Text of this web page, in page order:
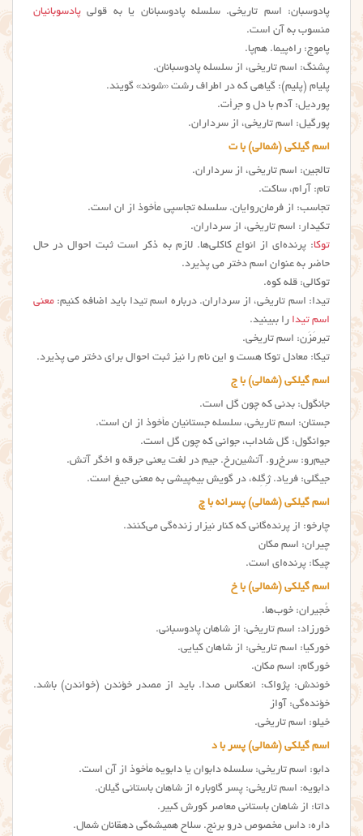
پادوسبان: اسم تاریخی. سلسله پادوسبانان یا به قولی پادسوبانیان
منسوب به آن است.
پاموج: راه‌پیما. هم‌پا.
پشنگ: اسم تاریخی، از سلسله پادوسبانان.
پلیام (پلیم): گیاهی که در اطراف رشت «شوند» گویند.
پوردیل: آدم با دل و جرأت.
پورگیل: اسم تاریخی، از سرداران.
اسم گیلکی (شمالی) با ت
تالجین: اسم تاریخی، از سرداران.
تام: آرام، ساکت.
تجاسب: از فرمان‌روایان. سلسله تجاسپی مأخوذ از ان است.
تکیدار: اسم تاریخی، از سرداران.
توکا: پرنده‌ای از انواع کاکلی‌ها. لازم به ذکر است ثبت احوال در حال
حاضر به عنوان اسم دختر می پذیرد.
توکالی: قله کوه.
تیدا: اسم تاریخی، از سرداران. درباره اسم تیدا باید اضافه کنیم: معنی
اسم تیدا را ببینید.
تیرمَزَن: اسم تاریخی.
تیکا: معادل توکا هست و این نام را نیز ثبت احوال برای دختر می پذیرد.
اسم گیلکی (شمالی) با ج
جانگول: بدنی که چون گل است.
جستان: اسم تاریخی، سلسله جستانیان مأخوذ از ان است.
جوانگول: گل شاداب، جوانی که چون گل است.
جیم‌رو: سرخ‌رو. آتشین‌رخ. جیم در لغت یعنی جرقه و اخگر آتش.
جیگلی: فریاد. ژِگِله، در گویش بیه‌پیشی به معنی جیغ است.
اسم گیلکی (شمالی) پسرانه با چ
چارخو: از پرنده‌گانی که کنار نیزار زنده‌گی می‌کنند.
چیران: اسم مکان
چیکا: پرنده‌ای است.
اسم گیلکی (شمالی) با خ
خُجیران: خوب‌ها.
خورزاد: اسم تاریخی: از شاهان پادوسبانی.
خورکیا: اسم تاریخی: از شاهان کیایی.
خورگام: اسم مکان.
خوندش: پژواک: انعکاس صدا. باید از مصدر خؤندن (خواندن) باشد.
خؤنده‌گی: آواز
خیلو: اسم تاریخی.
اسم گیلکی (شمالی) پسر با د
دابو: اسم تاریخی: سلسله دابوان یا دابویه مأخوذ از آن است.
دابویه: اسم تاریخی: پسر گاوباره از شاهان باستانی گیلان.
داتا: از شاهان باستانی معاصر کورش کبیر.
داره: داس مخصوص درو برنج. سلاح همیشه‌گی دهقانان شمال.